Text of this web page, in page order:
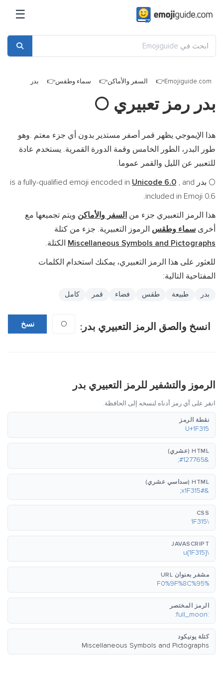
☰
Emojiguide.com السفر والأماكن سماء وطقس بدر
بدر رمز تعبيري 🌕
هذا الإيموجي يظهر قمر أصفر مستدير بدون أي جزء معتم .وهو
طور البدر، الطور الخامس وقمة الدورة القمرية. يستخدم عادة
للتعبير عن الليل والقمر عموما.
🌕 بدر is a fully-qualified emoji encoded in Unicode 6.0 , and
included in Emoji 0.6.
هذا الرمز التعبيري جزء من السفر والأماكن ويتم تجميعها مع
أخرى سماء وطقس الرموز التعبيرية. جزء من كتلة
Miscellaneous Symbols and Pictographs الكتلة.
للعثور على هذا الرمز التعبيري، يمكنك استخدام الكلمات
المفتاحية التالية:
بدر طبيعة طقس فضاء قمر كامل
انسخ والصق الرمز التعبيري بدر: 🌕 نسخ
الرموز والتشفير للرمز التعبيري بدر
انقر على أي رمز أدناه لنسخه إلى الحافظة.
نقطة الرمز
U+1F315
HTML (عشري)
&#127765;
HTML (سداسي عشري)
&#x1F315;
CSS
\1F315
JAVASCRIPT
\u{1F315}
مشفر بعنوان URL
%F0%9F%8C%95
الرمز المختصر
:full_moon:
كتلة يونيكود
Miscellaneous Symbols and Pictographs